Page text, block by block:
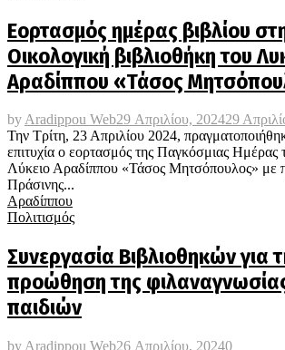
Εορτασμός ημέρας βιβλίου
Οικολογική βιβλιοθήκη του
Αραδίππου «Τάσος
byAradippou Web29 Απριλίου, 202429
Την Τρίτη, 23 Απριλίου 2024,
επιτυχία ο εορτασμός της Παγκόσμιας Ημέρας
Λύκειο Αραδίππου «Τάσος Μητσόπουλος» με
Πράσινης...
Αραδίππου
Πολιτισμός
Συνεργασία Βιβλιοθηκών για
προώθηση της
παιδιών
by Aradippou Web26 Απριλίου, 20240